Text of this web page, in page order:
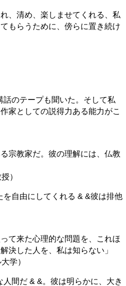
、清め、楽しませてくれる、私
もらうために、傍らに置き続け
話のテープも聞いた。そして私
家としての説得力ある能力がこ
宗教家だ。彼の理解には、仏教
）
を自由にしてくれる & &彼は排他
て来た心理的な問題を、これほ
決した人を、私は知らない」
学）
人間だ & &。彼は明らかに、大き